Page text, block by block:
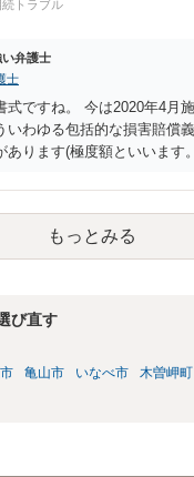
委任関係を修了した上で、
った方がよいでしょう。
トラブル
弁護士
士
式ですね。 今は2020年4月
いわゆる包括的な損害賠償
あります(極度額といいます
ない可能性が高そうです。
もっとみる
び直す
亀山市 いなべ市 木曽岬町